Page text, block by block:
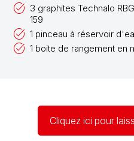
3 graphites Technalo
159
1 pinceau à réservoir
1 boite de rangement en
Cliquez ici pour